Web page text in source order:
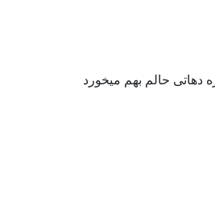
حالم بهم میخورد